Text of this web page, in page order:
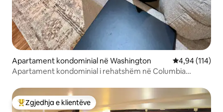
Apartament kondominial në Washington Vlerësimi
4,94 (114)
Apartament kondominial i rehatshëm në Columbia
Më të mirat e zgjedhjeve të klientëve
Zgjedhja e klientëve